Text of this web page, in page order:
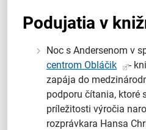
Podujatia v
Noc s Andersenom v
centrom Obláčik
-
zapája do
podporu čítania, ktoré
príležitosti výročia
rozprávkara Hansa